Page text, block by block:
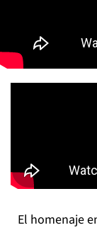
El homenaje